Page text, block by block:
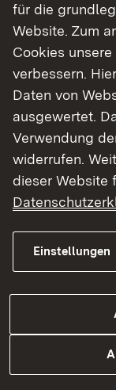
Jagen
Wald und
Fischereiwesen
Wildbret
Zuständige
für die
Website. Zum
Cookies
verbessern.
Daten von
ausgewertet.
Verwendung
widerrufen.
dieser Website
Einstellungen